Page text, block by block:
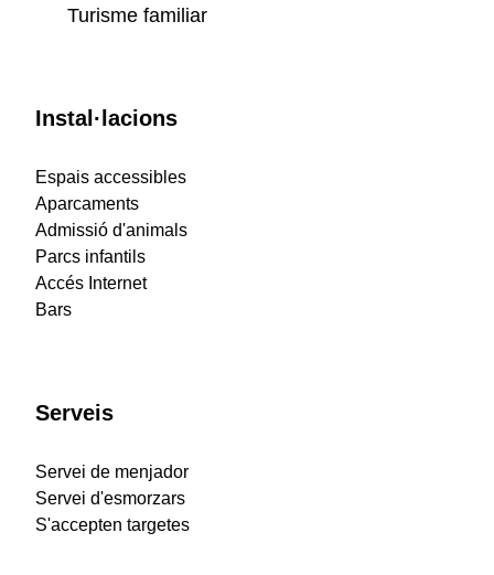
Turisme familiar
Instal·lacions
Espais accessibles
Aparcaments
Admissió d'animals
Parcs infantils
Accés Internet
Bars
Serveis
Servei de menjador
Servei d'esmorzars
S'accepten targetes